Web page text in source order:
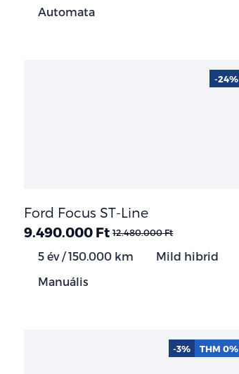
Automata
Ford Focus ST-Line
9.490.000 Ft 12.480.000 Ft
5 év / 150.000 km
Mild hibrid
Manuális
-24%
-3% THM 0%